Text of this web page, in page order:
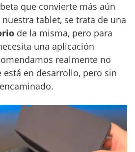
que convierte más aún
tablet, se trata de una
de la misma, pero para
una aplicación
realmente no
en desarrollo, pero sin